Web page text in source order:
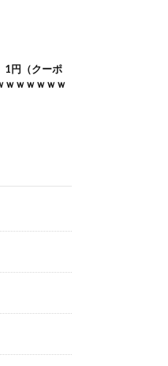
1円（クーポ
ｗｗｗｗｗｗ